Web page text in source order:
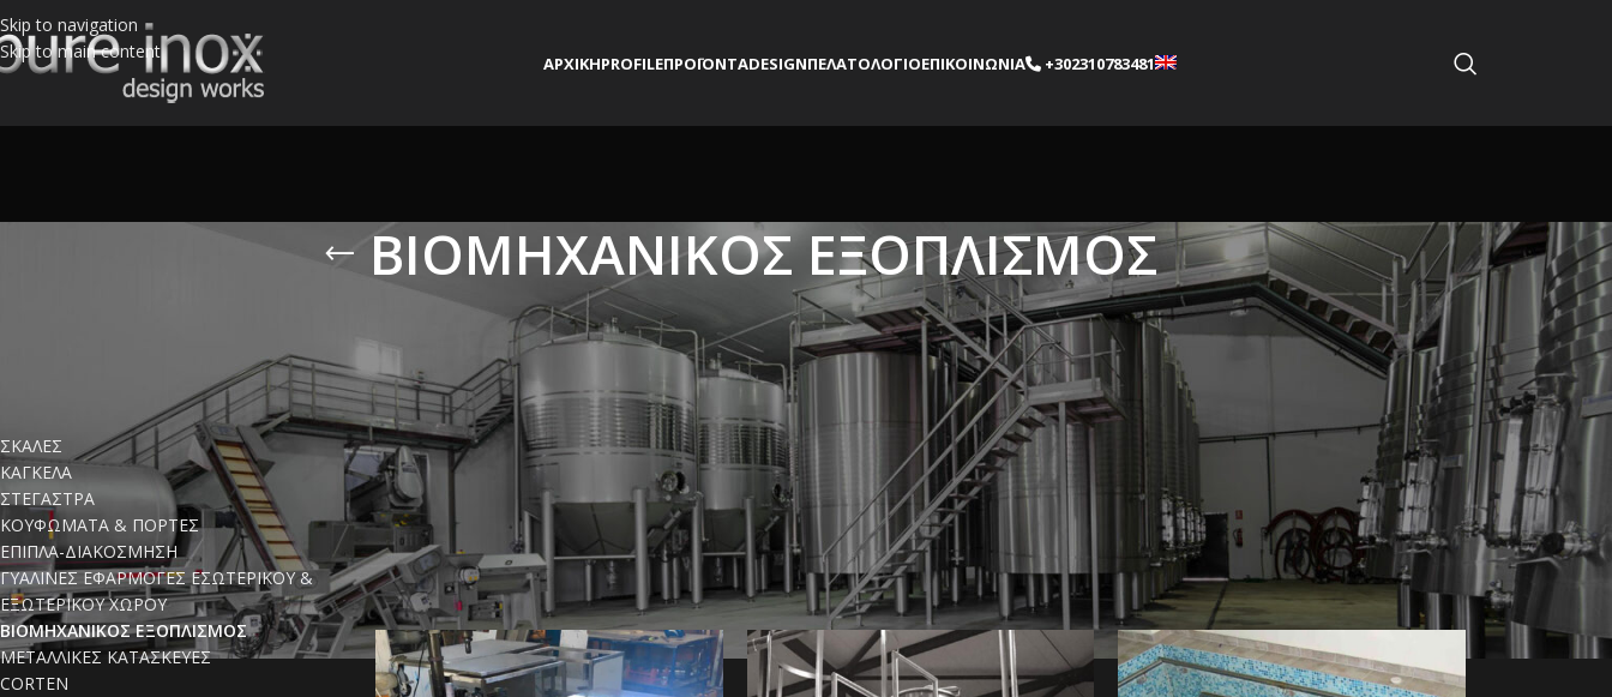
Skip to navigation
Skip to main content
ΑΡΧΙΚΗPROFILEΠΡΟΪΟΝΤΑDESIGNΠΕΛΑΤΟΛΟΓΙΟΕΠΙΚΟΙΝΩΝΙΑ +302310783481
ΒΙΟΜΗΧΑΝΙΚΟΣ ΕΞΟΠΛΙΣΜΟΣ
ΚΑΤΗΓΟΡΙΕΣ ΠΡΟΪΟΝΤΩΝ
ΣΚΑΛΕΣ
ΚΑΓΚΕΛΑ
ΣΤΕΓΑΣΤΡΑ
ΚΟΥΦΩΜΑΤΑ & ΠΟΡΤΕΣ
ΕΠΙΠΛΑ-ΔΙΑΚΟΣΜΗΣΗ
ΓΥΑΛΙΝΕΣ ΕΦΑΡΜΟΓΕΣ ΕΣΩΤΕΡΙΚΟΥ &
ΕΞΩΤΕΡΙΚΟΥ ΧΩΡΟΥ
ΒΙΟΜΗΧΑΝΙΚΟΣ ΕΞΟΠΛΙΣΜΟΣ
ΜΕΤΑΛΛΙΚΕΣ ΚΑΤΑΣΚΕΥΕΣ
CORTEN
Οι ανοξείδωτες κατασκευές που εξυπηρετούν τον επαγγελματία στους χώρους της εστίασης, νοσοκομείων και εργοστασίων έχουν
συγκριτικά πλεονεκτήματα από άλλα υλικά λόγω της υγιεινής, ασφάλειας και ποιότητας που προσδίδουν.
Κάθε περίπτωση αναλύεται ξεχωριστά και παρουσιάζεται με την ειδική και ιδανική οικονομοτεχνική λύση σε κάθε χώρο.
Ο πρωτότυπος και εργονομικός σχεδιασμός με την ανάλογη ποιότητα είναι η συνεισφορά της pure inoxστο έργο.
Αρχική σελίδα/ΒΙΟΜΗΧΑΝΙΚΟΣ ΕΞΟΠΛΙΣΜΟΣ